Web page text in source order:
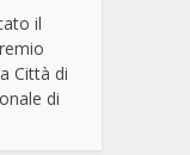
il
Città di
di